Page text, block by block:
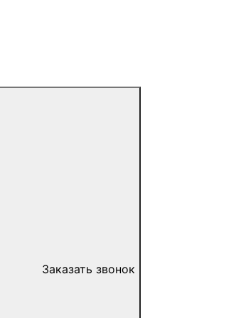
Заказать звонок